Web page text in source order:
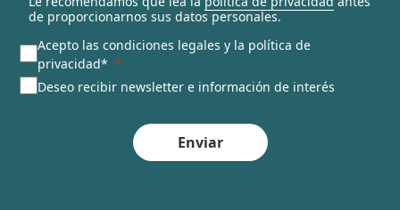
de proporcionarnos sus datos personales.
Acepto las condiciones legales y la política de
privacidad*
Deseo recibir newsletter e información de interés
Enviar